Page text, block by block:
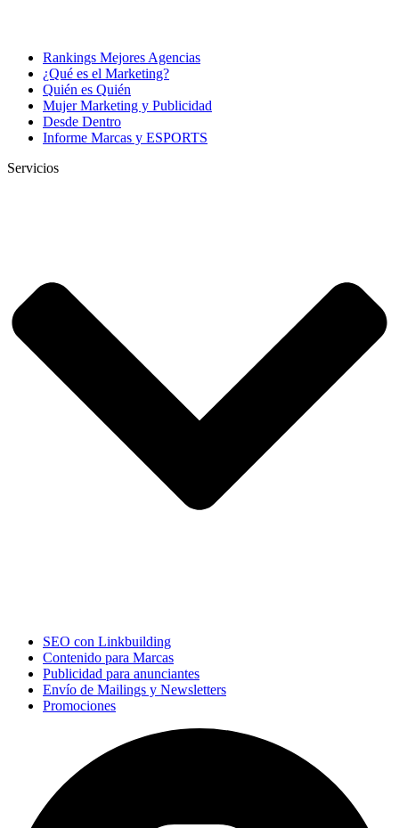
Rankings Mejores Agencias
¿Qué es el Marketing?
Quién es Quién
Mujer Marketing y Publicidad
Desde Dentro
Informe Marcas y ESPORTS
Servicios
SEO con Linkbuilding
Contenido para Marcas
Publicidad para anunciantes
Envío de Mailings y Newsletters
Promociones